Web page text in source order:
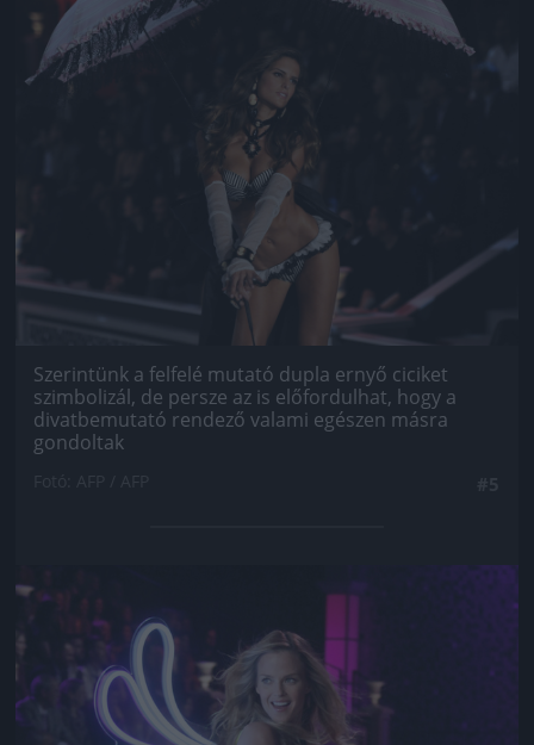
Szerintünk a felfelé mutató dupla ernyő ciciket
szimbolizál, de persze az is előfordulhat, hogy a
divatbemutató rendező valami egészen másra
gondoltak
Jön még kép!